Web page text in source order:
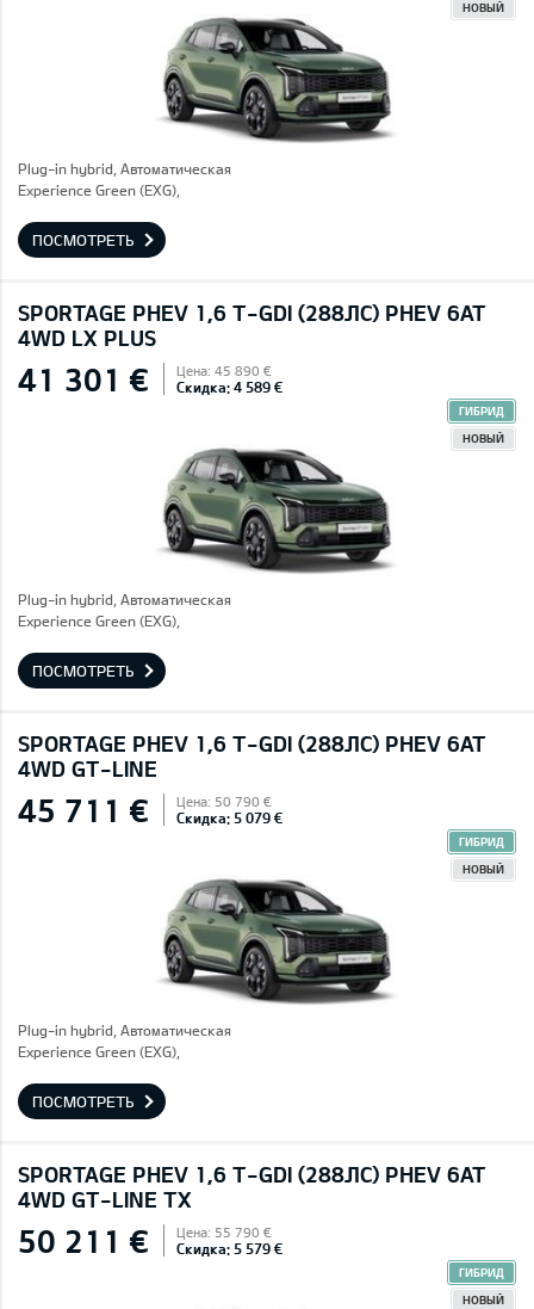
НОВЫЙ
Plug-in hybrid, Автоматическая
Experience Green (EXG),
ПОСМОТРЕТЬ
SPORTAGE PHEV 1,6 T-GDI (288ЛС) PHEV 6AT
4WD LX PLUS
41 301 € Цена: 45 890 €
Скидка: 4 589 €
ГИБРИД
НОВЫЙ
Plug-in hybrid, Автоматическая
Experience Green (EXG),
ПОСМОТРЕТЬ
SPORTAGE PHEV 1,6 T-GDI (288ЛС) PHEV 6AT
4WD GT-LINE
45 711 € Цена: 50 790 €
Скидка: 5 079 €
ГИБРИД
НОВЫЙ
Plug-in hybrid, Автоматическая
Experience Green (EXG),
ПОСМОТРЕТЬ
SPORTAGE PHEV 1,6 T-GDI (288ЛС) PHEV 6AT
4WD GT-LINE TX
50 211 € Цена: 55 790 €
Скидка: 5 579 €
ГИБРИД
НОВЫЙ